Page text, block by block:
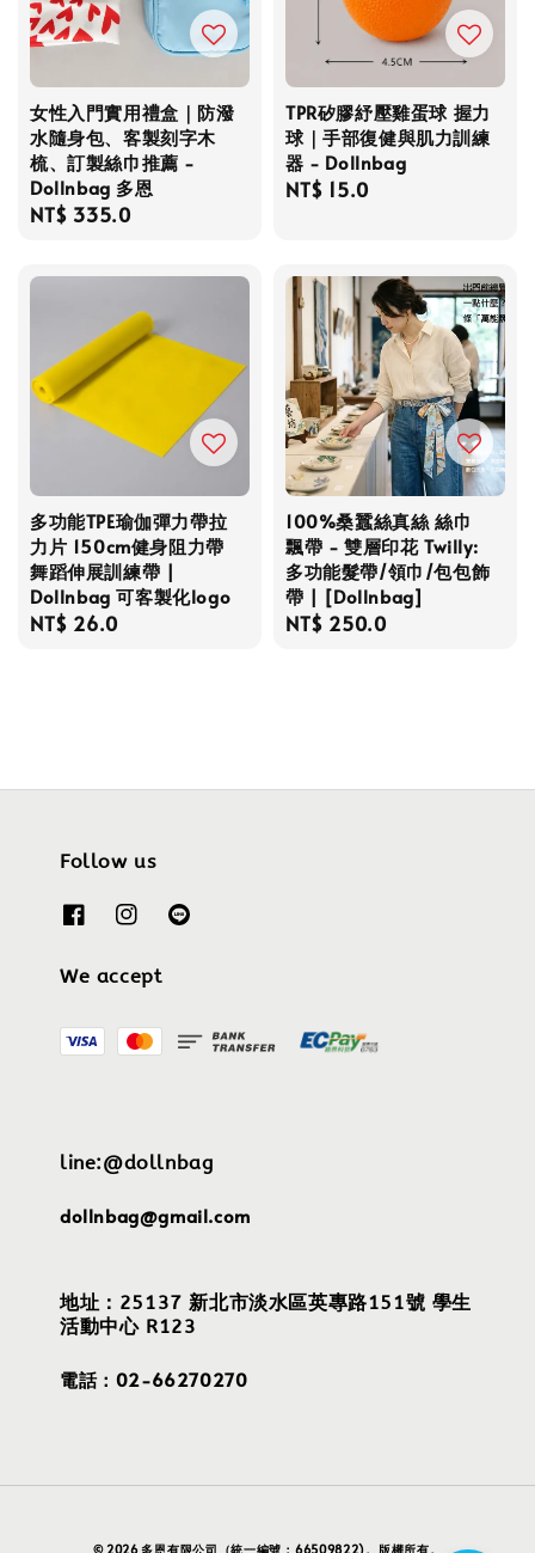
女性入門實用禮盒｜防潑
水隨身包、客製刻字木
梳、訂製絲巾推薦 -
Dollnbag 多恩
Regular
NT$ 335.0
TPR矽膠紓壓雞蛋球 握力
球｜手部復健與肌力訓練
器 - Dollnbag
Regular
NT$ 15.0
多功能TPE瑜伽彈力帶拉
力片 150cm健身阻力帶
舞蹈伸展訓練帶 |
Dollnbag 可客製化logo
Regular
NT$ 26.0
100%桑蠶絲真絲 絲巾
飄帶 - 雙層印花 Twilly:
多功能髮帶/領巾/包包飾
帶 | [Dollnbag]
Regular
NT$ 250.0
Follow us
We accept
line:@dollnbag
dollnbag@gmail.com
地址：25137 新北市淡水區英專路151號 學生
活動中心 R123
電話：02-66270270
© 2026 多恩有限公司（統一編號：66509822)。版權所有。